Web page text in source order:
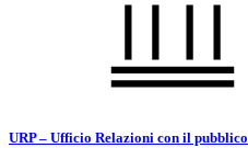
URP – Ufficio Relazioni con il pubblico